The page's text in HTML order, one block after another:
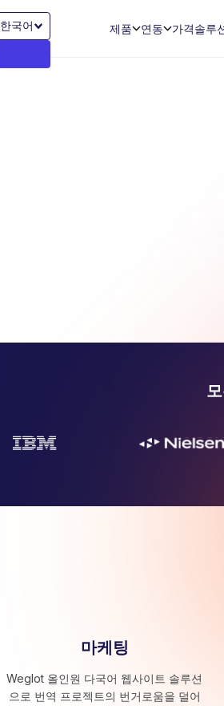
한국어 제품 연동 가격솔루
마케팅
Weglot 올인원 다국어 웹사이트 솔루션
으로 번역 프로젝트의 번거로움을 덜어